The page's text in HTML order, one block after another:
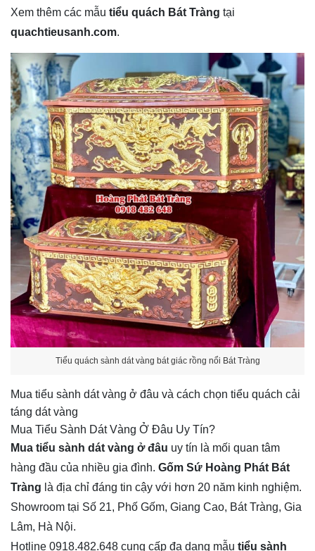
Xem thêm các mẫu tiểu quách Bát Tràng tại
quachtieusanh.com.
Tiểu quách sành dát vàng bát giác rồng nổi Bát Tràng
Mua tiểu sành dát vàng ở đâu và cách chọn tiểu quách cải
táng dát vàng
Mua Tiểu Sành Dát Vàng Ở Đâu Uy Tín?
Mua tiểu sành dát vàng ở đâu uy tín là mối quan tâm
hàng đầu của nhiều gia đình. Gốm Sứ Hoàng Phát Bát
Tràng là địa chỉ đáng tin cậy với hơn 20 năm kinh nghiệm.
Showroom tại Số 21, Phố Gốm, Giang Cao, Bát Tràng, Gia
Lâm, Hà Nội.
Hotline 0918.482.648 cung cấp đa dạng mẫu tiểu sành